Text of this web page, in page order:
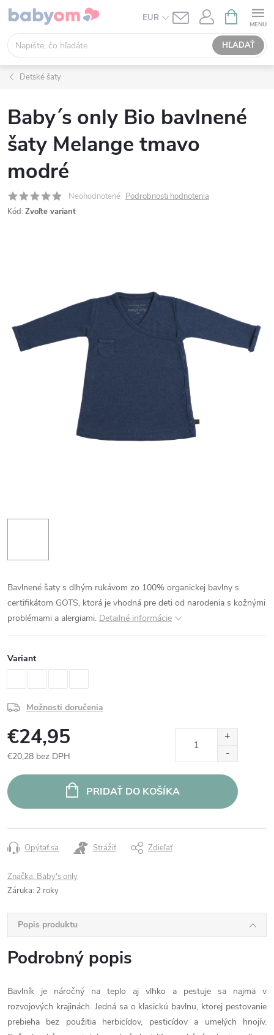
Prejsť
obsah
EUR
HĽADAŤ
KOŠÍK
Detské šaty
Baby´s only Bio bavlnené
šaty Melange tmavo
modré
Neohodnotené Podrobnosti hodnotenia
Kód: Zvoľte variant
Bavlnené šaty s dlhým rukávom zo 100% organickej bavlny s
certifikátom GOTS, ktorá je vhodná pre deti od narodenia s kožnými
problémami a alergiami. Detailné informácie
Variant
Možnosti doručenia
€24,95
€20,28 bez DPH
cena:
PRIDAŤ DO KOŠÍKA
Opýtať sa Strážiť Zdieľať
Značka: Baby's only
Záruka: 2 roky
Popis produktu
Podrobný popis
Bavlník je náročný na teplo aj vlhko a pestuje sa najmä v
rozvojových krajinách. Jedná sa o klasickú bavlnu, ktorej pestovanie
prebieha bez použitia herbicídov, pesticídov a umelých hnojív.